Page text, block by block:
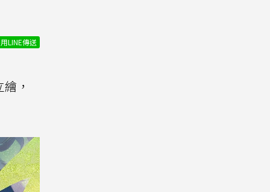
用LINE傳送
，